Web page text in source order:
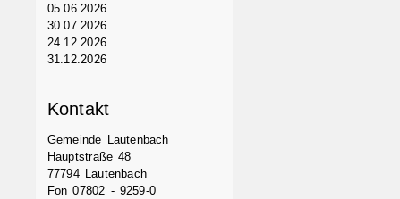
05.06.2026
30.07.2026
24.12.2026
31.12.2026
Kontakt
Gemeinde Lautenbach
Hauptstraße 48
77794 Lautenbach
Fon 07802 - 9259-0